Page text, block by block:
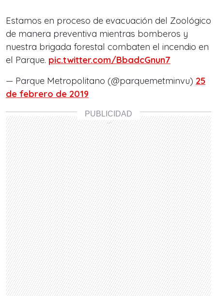
Estamos en proceso de evacuación del Zoológico
de manera preventiva mientras bomberos y
nuestra brigada forestal combaten el incendio en
el Parque. pic.twitter.com/BbadcGnun7
— Parque Metropolitano (@parquemetminvu) 25
de febrero de 2019